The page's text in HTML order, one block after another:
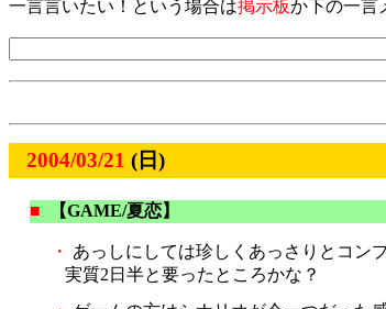
一言言いたい！という場合は掲示板か下の一言
2004/03/21 (日)
■ 【GAME/夏恋】
・
あっしにしては珍しくあっさりとコンプ
実質2日半と要ったところかな？